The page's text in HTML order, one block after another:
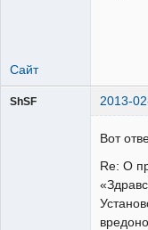
Сайт
ShSF 2013-
Вот
Re: О